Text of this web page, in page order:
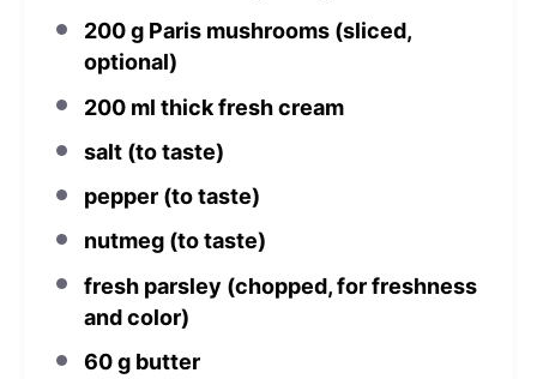
200 gParis mushrooms (sliced,
optional)
200ml thick fresh cream
salt (to taste)
pepper (to taste)
nutmeg (to taste)
fresh parsley (chopped, for freshness
and color)
60 gbutter